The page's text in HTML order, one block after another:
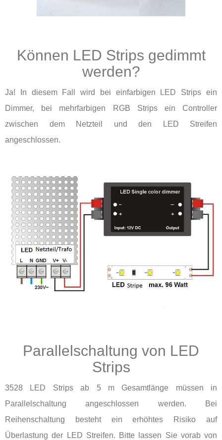
Können LED Strips gedimmt
werden?
Ja! In diesem Fall wird bei einfarbigen LED Strips ein
Dimmer, bei mehrfarbigen RGB Strips ein Controller
zwischen dem Netzteil und den LED Streifen
angeschlossen.
Parallelschaltung von LED
Strips
3528 LED Strips ab 5 m Gesamtlänge müssen in
Parallelschaltung angeschlossen werden. Bei
Reihenschaltung besteht ein erhöhtes Risiko auf
Überlastung der LED Streifen. Bitte lassen Sie vorab von